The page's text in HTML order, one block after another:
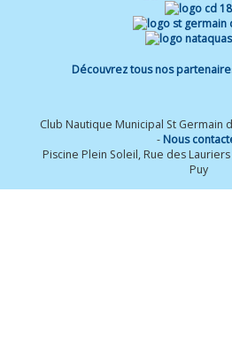
Découvrez tous nos
Club Nautique Municipal St Germain
- Nous
Piscine Plein Soleil, Rue des
Puy